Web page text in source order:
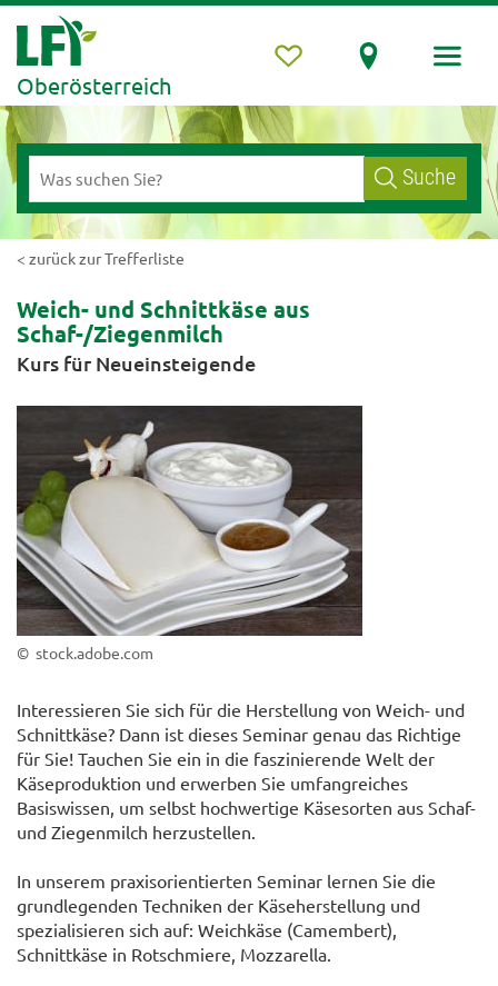
Oberösterreich
Suche
< zurück zur Trefferliste
Weich- und Schnittkäse aus
Schaf-/Ziegenmilch
Kurs für Neueinsteigende
© stock.adobe.com
Interessieren Sie sich für die Herstellung von Weich- und
Schnittkäse? Dann ist dieses Seminar genau das Richtige
für Sie! Tauchen Sie ein in die faszinierende Welt der
Käseproduktion und erwerben Sie umfangreiches
Basiswissen, um selbst hochwertige Käsesorten aus Schaf-
und Ziegenmilch herzustellen.
In unserem praxisorientierten Seminar lernen Sie die
grundlegenden Techniken der Käseherstellung und
spezialisieren sich auf: Weichkäse (Camembert),
Schnittkäse in Rotschmiere, Mozzarella.